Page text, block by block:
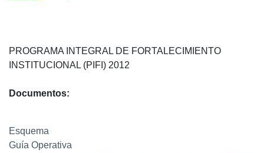
PROGRAMA INTEGRAL DE FORTALECIMIENTO
INSTITUCIONAL (PIFI) 2012
Documentos:
Esquema
Guía Operativa